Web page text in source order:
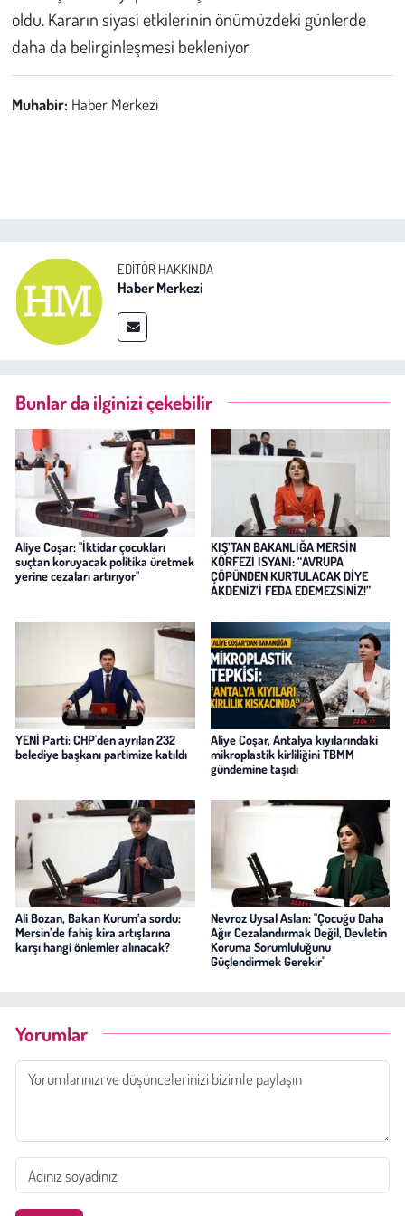
oldu. Kararın siyasi etkilerinin önümüzdeki günlerde
daha da belirginleşmesi bekleniyor.
Muhabir: Haber Merkezi
EDITÖR HAKKINDA
Haber Merkezi
Bunlar da ilginizi çekebilir
Aliye Coşar: "İktidar çocukları
suçtan koruyacak politika üretmek
yerine cezaları artırıyor"
KIŞ’TAN BAKANLIĞA MERSİN
KÖRFEZİ İSYANI: “AVRUPA
ÇÖPÜNDEN KURTULACAK DİYE
AKDENİZ’İ FEDA EDEMEZSİNİZ!”
YENİ Parti: CHP'den ayrılan 232
belediye başkanı partimize katıldı
Aliye Coşar, Antalya kıyılarındaki
mikroplastik kirliliğini TBMM
gündemine taşıdı
Ali Bozan, Bakan Kurum’a sordu:
Mersin’de fahiş kira artışlarına
karşı hangi önlemler alınacak?
Nevroz Uysal Aslan: "Çocuğu Daha
Ağır Cezalandırmak Değil, Devletin
Koruma Sorumluluğunu
Güçlendirmek Gerekir"
Yorumlar